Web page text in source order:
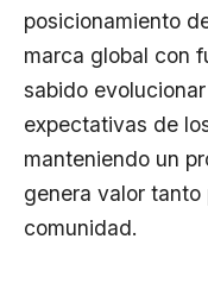
posicionamiento
marca global con
sabido
expectativas de
manteniendo un
genera valor tanto
comunidad.